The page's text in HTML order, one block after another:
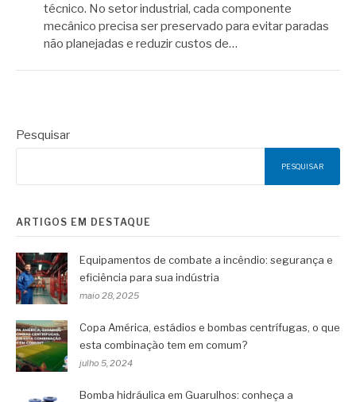
técnico. No setor industrial, cada componente
mecânico precisa ser preservado para evitar paradas
não planejadas e reduzir custos de…
Pesquisar
PESQUISAR
ARTIGOS EM DESTAQUE
Equipamentos de combate a incêndio: segurança e
eficiência para sua indústria
maio 28, 2025
Copa América, estádios e bombas centrífugas, o que
esta combinação tem em comum?
julho 5, 2024
Bomba hidráulica em Guarulhos: conheça a